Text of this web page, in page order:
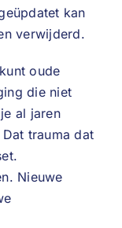
kan
verwijderd.
oude
die niet
al jaren
trauma dat
Nieuwe